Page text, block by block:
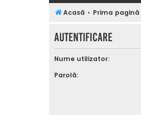
Acasă Prima pagină
Autentificare
Nume utilizator:
Parolă: